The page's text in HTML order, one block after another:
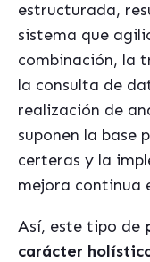
estructurada,
sistema que
combinación, la
la consulta de
realización de
suponen la base
certeras y la
mejora continua
Así, este tipo de
carácter